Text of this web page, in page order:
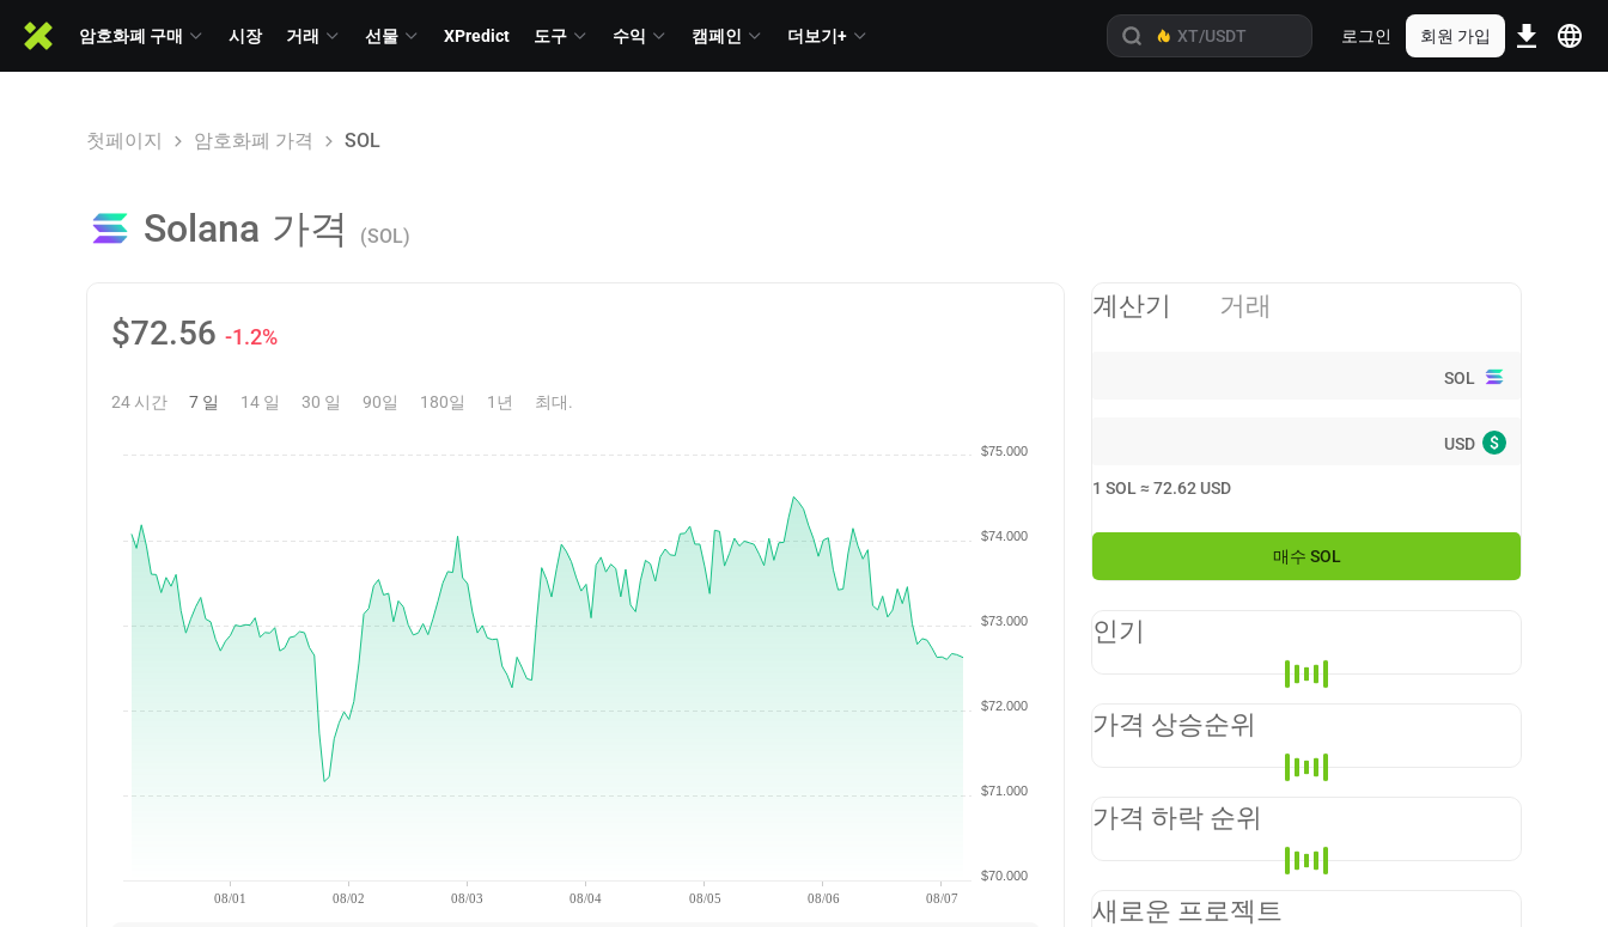
암호화폐 구매 시장 거래 선물 XPredict 도구 수익 캠페인 더보기+ 로그인 회원 가입
첫페이지 암호화폐 가격 SOL
Solana 가격 (SOL)
$72.56 -1.2%
24 시간 7 일 14 일 30 일 90일 180일 1년 최대.
08/01 08/02 08/03 08/04 08/05 08/06 08/07
$70.000
$71.000
$72.000
$73.000
$74.000
$75.000
계산기 거래
SOL
USD $
1 SOL ≈72.62 USD
매수 SOL
인기
가격 상승순위
가격 하락 순위
새로운 프로젝트